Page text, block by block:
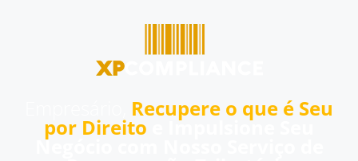
Recupere o que é Seu
por Direito e Impulsione Seu
Negócio com Nosso Serviço de